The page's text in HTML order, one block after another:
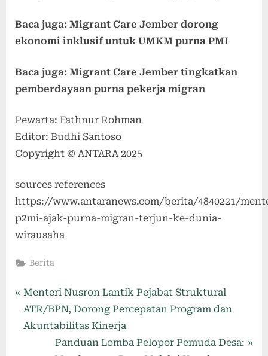
Baca juga: Migrant Care Jember dorong
ekonomi inklusif untuk UMKM purna PMI
Baca juga: Migrant Care Jember tingkatkan
pemberdayaan purna pekerja migran
Pewarta: Fathnur Rohman
Editor: Budhi Santoso
Copyright © ANTARA 2025
sources references
https://www.antaranews.com/berita/4840221/
p2mi-ajak-purna-migran-terjun-ke-dunia-
wirausaha
Berita
Menteri Nusron Lantik Pejabat Struktural
ATR/BPN, Dorong Percepatan Program dan
Akuntabilitas Kinerja
Panduan Lomba Pelopor Pemuda Desa: